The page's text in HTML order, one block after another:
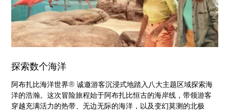
探索数个海洋
阿布扎比海洋世界® 诚邀游客沉浸式地踏入八大主题区域探索海
洋的浩瀚。这次冒险旅程始于阿布扎比恒古的海岸线，带领游客
穿越充满活力的热带、无边无际的海洋，以及变幻莫测的北极